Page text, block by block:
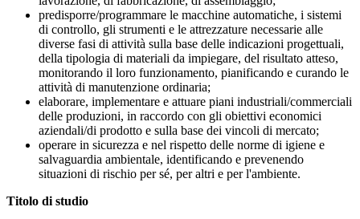
predisporre/programmare le macchine automatiche, i sistemi
di controllo, gli strumenti e le attrezzature necessarie alle
diverse fasi di attività sulla base delle indicazioni progettuali,
della tipologia di materiali da impiegare, del risultato atteso,
monitorando il loro funzionamento, pianificando e curando le
attività di manutenzione ordinaria;
elaborare, implementare e attuare piani industriali/commerciali
delle produzioni, in raccordo con gli obiettivi economici
aziendali/di prodotto e sulla base dei vincoli di mercato;
operare in sicurezza e nel rispetto delle norme di igiene e
salvaguardia ambientale, identificando e prevenendo
situazioni di rischio per sé, per altri e per l'ambiente.
Titolo di studio